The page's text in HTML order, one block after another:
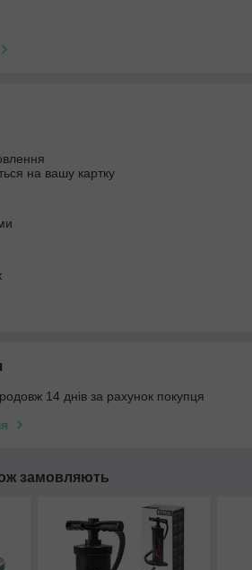
на вашу картку
14 днів за рахунок покупця
замовляють